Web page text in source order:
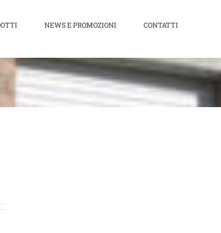
NEWS E PROMOZIONI CONTATTI